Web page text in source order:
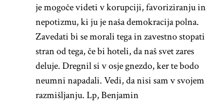
je mogoče videti v korupciji, favoriziranju in
nepotizmu, ki ju je naša demokracija polna.
Zavedati bi se morali tega in zavestno stopati
stran od tega, če bi hoteli, da naš svet zares
deluje. Dregnil si v osje gnezdo, ker te bodo
neumni napadali. Vedi, da nisi sam v svojem
razmišljanju. Lp, Benjamin